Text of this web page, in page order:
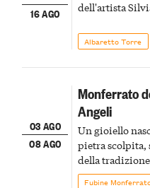
16 AGO
dell'artista
Albaretto Torre
03 AGO
08 AGO
Monferrato
Angeli
Un gioiello
pietra scolpita,
della
Fubine